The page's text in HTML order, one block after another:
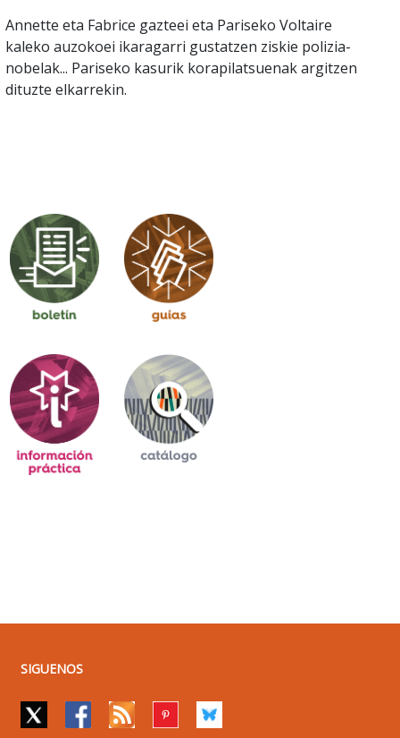
Annette eta Fabrice gazteei eta Pariseko Voltaire
kaleko auzokoei ikaragarri gustatzen ziskie polizia-
nobelak... Pariseko kasurik korapilatsuenak argitzen
dituzte elkarrekin.
SIGUENOS